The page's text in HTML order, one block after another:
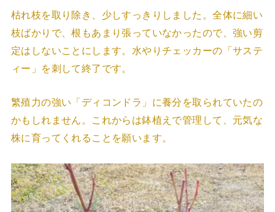
枯れ枝を取り除き、少しすっきりしました。全体に細い
枝ばかりで、根もあまり張っていなかったので、強い剪
定はしないことにします。水やりチェッカーの「サステ
ィー」を刺して終了です。
繁殖力の強い「ディコンドラ」に養分を取られていたの
かもしれません。これからは鉢植えで管理して、元気な
株に育ってくれることを願います。